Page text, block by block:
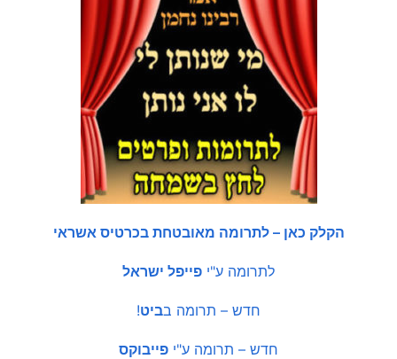
הקלק כאן – לתרומה מאובטחת בכרטיס אשראי
לתרומה ע"י פייפל ישראל
חדש – תרומה בביט!
חדש – תרומה ע"י פייבוקס